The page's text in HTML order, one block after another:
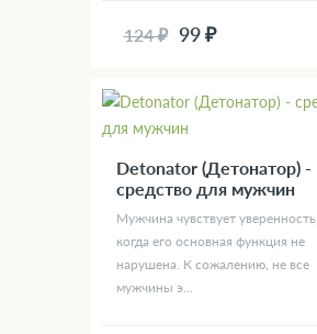
124 ₽ 99 ₽
Detonator (Детонатор) -
средство для мужчин
Мужчина чувствует уверенность,
когда его основная функция не
нарушена. К сожалению, не все
мужчины э...